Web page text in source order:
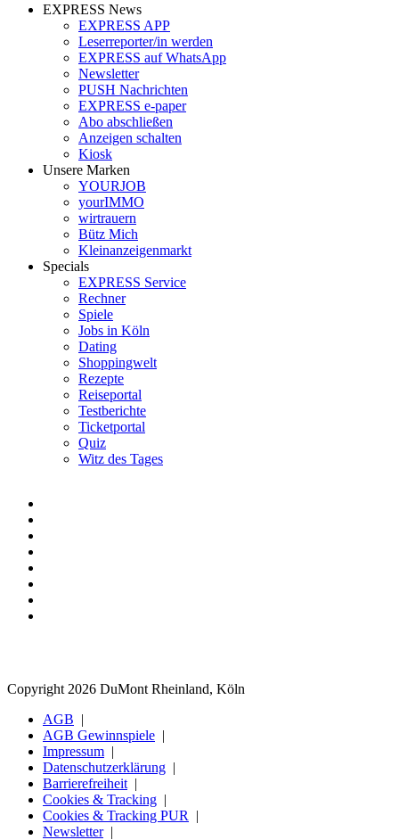
EXPRESS News
EXPRESS APP
Leserreporter/in werden
EXPRESS auf WhatsApp
Newsletter
PUSH Nachrichten
EXPRESS e-paper
Abo abschließen
Anzeigen schalten
Kiosk
Unsere Marken
YOURJOB
yourIMMO
wirtrauern
Bütz Mich
Kleinanzeigenmarkt
Specials
EXPRESS Service
Rechner
Spiele
Jobs in Köln
Dating
Shoppingwelt
Rezepte
Reiseportal
Testberichte
Ticketportal
Quiz
Witz des Tages
Copyright 2026 DuMont Rheinland, Köln
AGB
AGB Gewinnspiele
Impressum
Datenschutzerklärung
Barrierefreiheit
Cookies & Tracking
Cookies & Tracking PUR
Newsletter